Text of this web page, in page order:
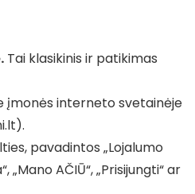
Tai klasikinis ir patikimas
įmonės interneto svetainėje
pavadintos „Lojalumo
„Mano AČIŪ“, „Prisijungti“ ar